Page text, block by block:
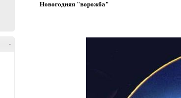
-
Новогодняя "ворожба"